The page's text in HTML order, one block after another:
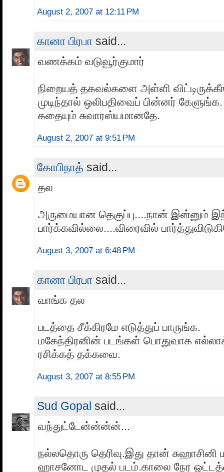
August 2, 2007 at 12:11 PM
கானா பிரபா said...
வணக்கம் வடுவூர்குமார்
நிறையத் தகவல்களை அள்ளி
முடிந்தால் ஒலிபதிவைப் பின்னர்
கதையும் சுவாரஸ்யமானதே.
August 2, 2007 at 9:51 PM
கோபிநாத் said...
தல
அருமையான தெகுப்பு....நான் இன்னும்
பார்க்கவில்லை....விரைவில்
August 3, 2007 at 6:48 PM
கானா பிரபா said...
வாங்க தல
படத்தை சீக்கிரமே எடுத்துப் பாருங்க.
மகேந்திரனின் படங்கள் பொதுவாக
ரசிக்கத் தக்கவை.
August 3, 2007 at 8:55 PM
Sud Gopal said...
வந்துட்டேன்ன்ன்ன்...
நல்லதொரு தெரிவு.இது தான்
ஹாசனோட முதல் படம்.காலை நேர